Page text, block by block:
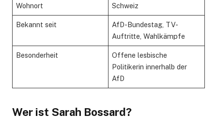
Wohnort Schweiz
Bekannt seit
AfD-Bundestag, TV-
Auftritte, Wahlkämpfe
Besonderheit
Offene lesbische
Politikerin innerhalb der
AfD
Wer ist Sarah Bossard?